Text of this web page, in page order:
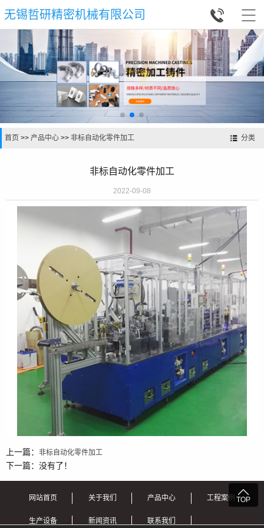
无锡哲研精密机械有限公司 

分类
首页 >> 产品中心 >> 非标自动化零件加工
非标自动化零件加工
2022-09-08
上一篇： 非标自动化零件加工
下一篇：没有了！

TOP
网站首页 关于我们 产品中心 工程案例
生产设备 新闻资讯 联系我们